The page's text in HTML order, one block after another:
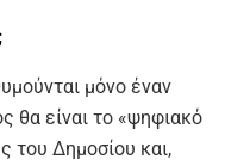
μόνο έναν
θα είναι το «ψηφιακό
του Δημοσίου και,